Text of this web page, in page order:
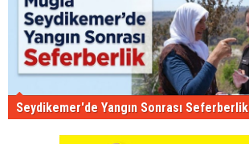
Seydikemer'de Yangın Sonrası Seferberlik